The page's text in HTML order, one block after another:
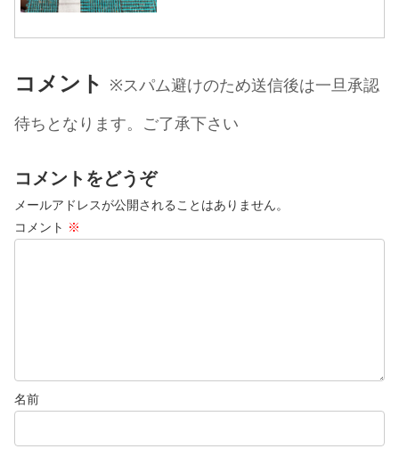
てしまえるので宅配搬入アイテムとして3
コメント ※スパム避けのため送信後は一旦承認
待ちとなります。ご了承下さい
コメントをどうぞ
メールアドレスが公開されることはありません。
コメント ※
名前